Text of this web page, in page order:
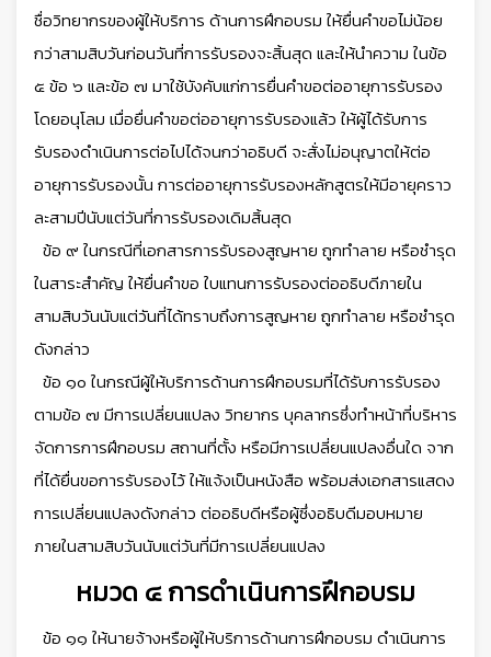
ชื่อวิทยากรของผู้ให้บริการ ด้านการฝึกอบรม ให้ยื่นคำขอไม่น้อย
กว่าสามสิบวันก่อนวันที่การรับรองจะสิ้นสุด และให้นำความ ในข้อ
๕ ข้อ ๖ และข้อ ๗ มาใช้บังคับแก่การยื่นคำขอต่ออายุการรับรอง
โดยอนุโลม เมื่อยื่นคำขอต่ออายุการรับรองแล้ว ให้ผู้ได้รับการ
รับรองดำเนินการต่อไปได้จนกว่าอธิบดี จะสั่งไม่อนุญาตให้ต่อ
อายุการรับรองนั้น การต่ออายุการรับรองหลักสูตรให้มีอายุคราว
ละสามปีนับแต่วันที่การรับรองเดิมสิ้นสุด
ข้อ ๙ ในกรณีที่เอกสารการรับรองสูญหาย ถูกทำลาย หรือชำรุด
ในสาระสำคัญ ให้ยื่นคำขอ ใบแทนการรับรองต่ออธิบดีภายใน
สามสิบวันนับแต่วันที่ได้ทราบถึงการสูญหาย ถูกทำลาย หรือชำรุด
ดังกล่าว
ข้อ ๑๐ ในกรณีผู้ให้บริการด้านการฝึกอบรมที่ได้รับการรับรอง
ตามข้อ ๗ มีการเปลี่ยนแปลง วิทยากร บุคลากรซึ่งทำหน้าที่บริหาร
จัดการการฝึกอบรม สถานที่ตั้ง หรือมีการเปลี่ยนแปลงอื่นใด จาก
ที่ได้ยื่นขอการรับรองไว้ ให้แจ้งเป็นหนังสือ พร้อมส่งเอกสารแสดง
การเปลี่ยนแปลงดังกล่าว ต่ออธิบดีหรือผู้ซึ่งอธิบดีมอบหมาย
ภายในสามสิบวันนับแต่วันที่มีการเปลี่ยนแปลง
หมวด ๔ การดำเนินการฝึกอบรม
ข้อ ๑๑ ให้นายจ้างหรือผู้ให้บริการด้านการฝึกอบรม ดำเนินการ